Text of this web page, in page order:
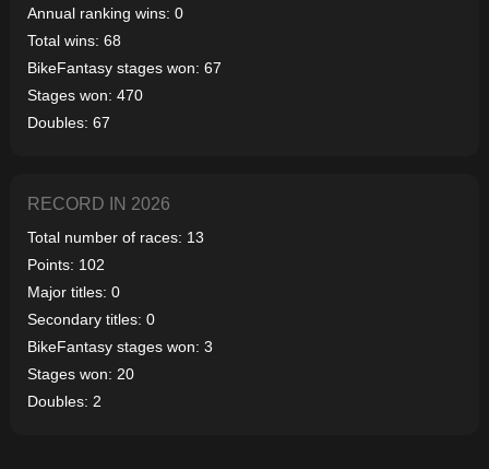
Annual ranking wins: 0
Total wins: 68
BikeFantasy stages won: 67
Stages won: 470
Doubles: 67
RECORD IN 2026
Total number of races: 13
Points: 102
Major titles: 0
Secondary titles: 0
BikeFantasy stages won: 3
Stages won: 20
Doubles: 2